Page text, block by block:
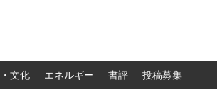
文化 エネルギー 書評 投稿募集